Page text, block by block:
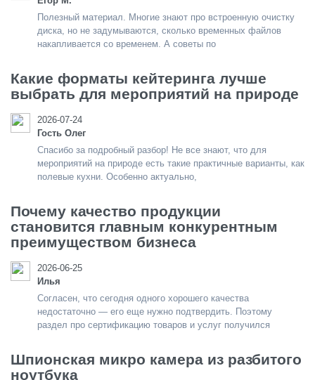
Полезный материал. Многие знают про встроенную очистку
диска, но не задумываются, сколько временных файлов
накапливается со временем. А советы по
Какие форматы кейтеринга лучше
выбрать для мероприятий на природе
2026-07-24
Гость Олег
Спасибо за подробный разбор! Не все знают, что для
мероприятий на природе есть такие практичные варианты, как
полевые кухни. Особенно актуально,
Почему качество продукции
становится главным конкурентным
преимуществом бизнеса
2026-06-25
Илья
Согласен, что сегодня одного хорошего качества
недостаточно — его еще нужно подтвердить. Поэтому
раздел про сертификацию товаров и услуг получился
Шпионская микро камера из разбитого
ноутбука